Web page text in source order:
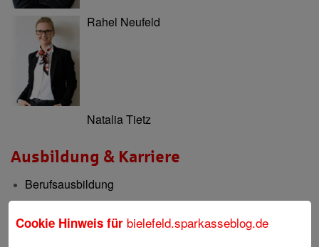
Rahel Neufeld
Natalia Tietz
Ausbildung & Karriere
Berufsausbildung
Berufsorientierung & Praktikum
Cookie Hinweis für bielefeld.sparkasseblog.de